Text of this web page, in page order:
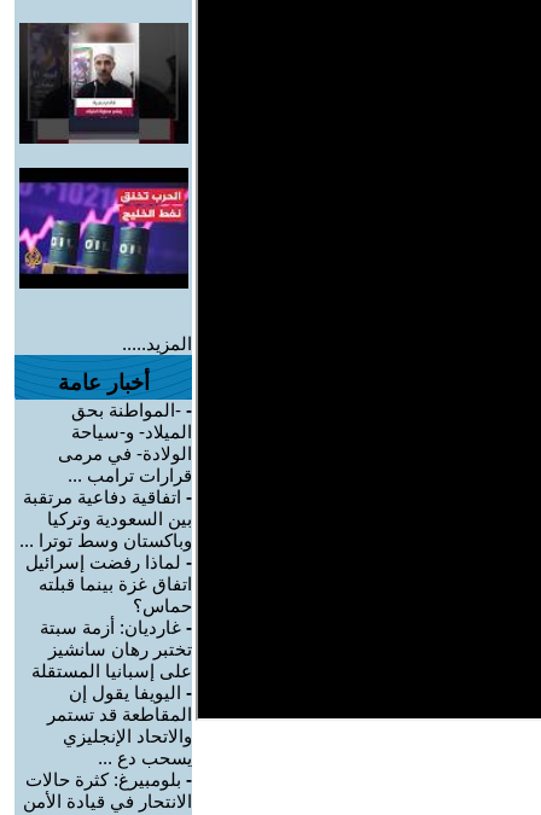
المزيد.....
أخبار عامة
- -المواطنة بحق
الميلاد- و-سياحة
الولادة- في مرمى
قرارات ترامب ...
- اتفاقية دفاعية مرتقبة
بين السعودية وتركيا
وباكستان وسط توترا ...
- لماذا رفضت إسرائيل
اتفاق غزة بينما قبلته
حماس؟
- غارديان: أزمة سبتة
تختبر رهان سانشيز
على إسبانيا المستقلة
- اليويفا يقول إن
المقاطعة قد تستمر
والاتحاد الإنجليزي
يسحب دع ...
- بلومبيرغ: كثرة حالات
الانتحار في قيادة الأمن